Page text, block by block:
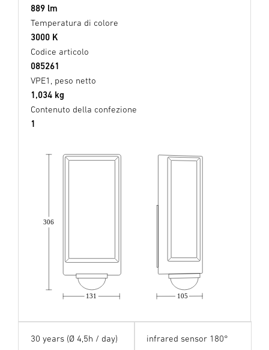
889 lm
Temperatura di colore
3000 K
Codice articolo
085261
VPE1, peso netto
1,034 kg
Contenuto della confezione
1
105
131
306
30 years (Ø 4,5h / day) infrared sensor 180°